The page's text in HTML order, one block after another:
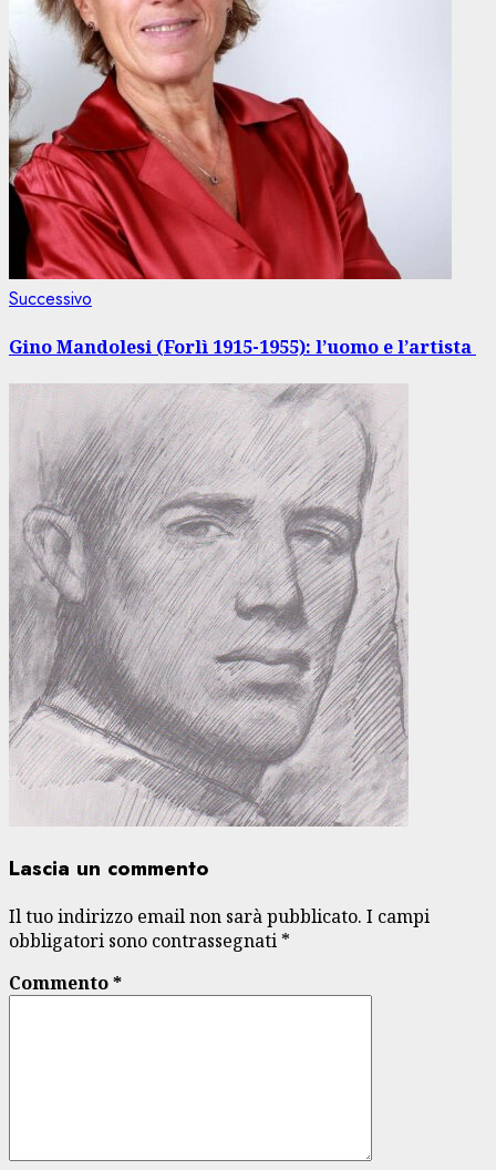
Successivo
Gino Mandolesi (Forlì 1915-1955): l’uomo e l’artista
Lascia un commento
Il tuo indirizzo email non sarà pubblicato. I campi
obbligatori sono contrassegnati *
Commento*